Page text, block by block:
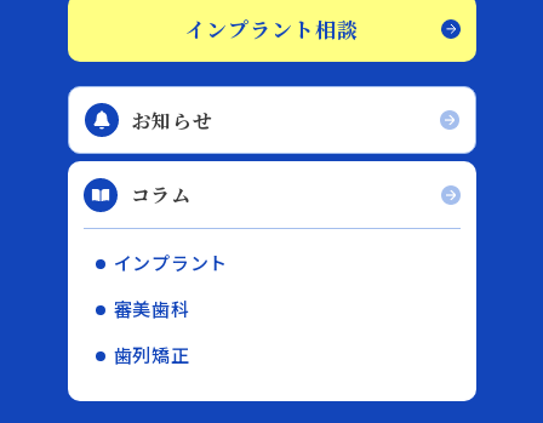
インプラント相談
お知らせ
コラム
インプラント
審美歯科
歯列矯正